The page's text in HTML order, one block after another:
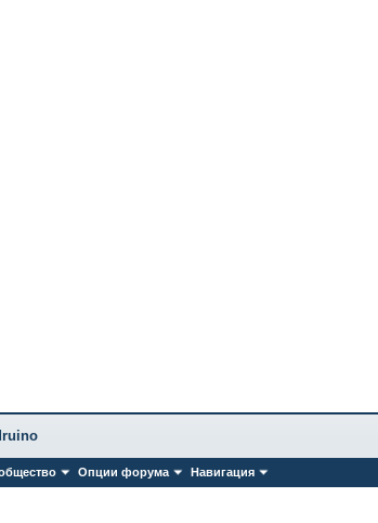
Опции форума Навигация